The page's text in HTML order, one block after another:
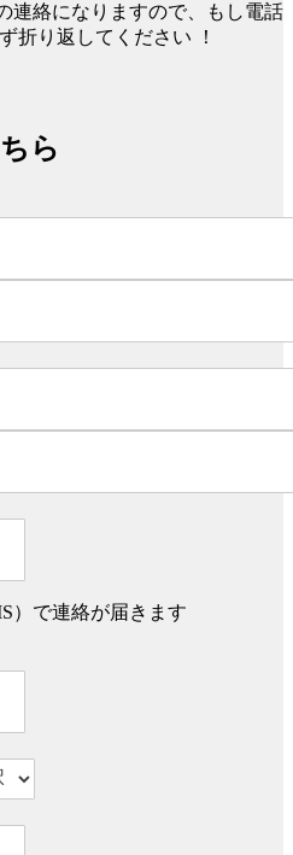
連絡になりますので、もし電話
折り返してください ！
ら
）で連絡が届きます